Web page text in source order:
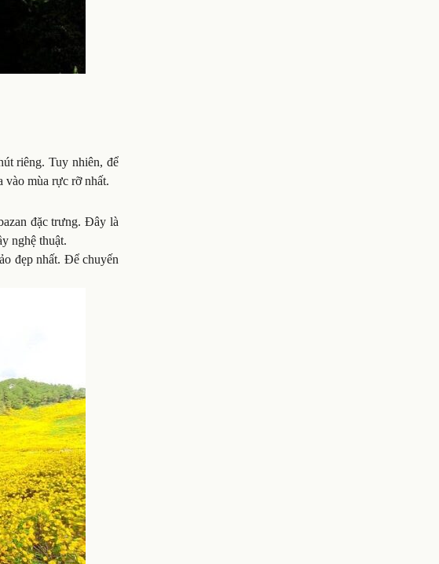
riêng. Tuy nhiên, để
vào mùa rực rỡ nhất.
đặc trưng. Đây là
nghệ thuật.
đẹp nhất. Để chuyến